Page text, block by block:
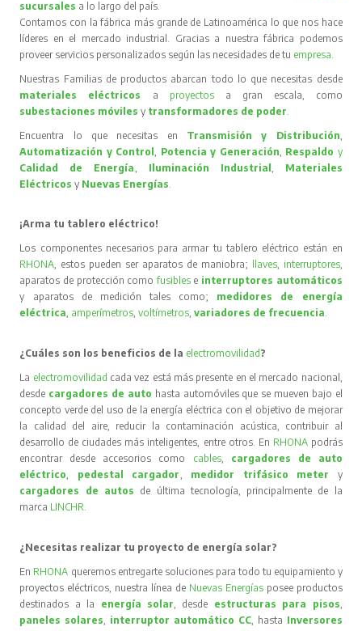
sucursales a lo largo del país.
Contamos con la fábrica más grande de Latinoamérica lo que nos hace
líderes en el mercado industrial. Gracias a nuestra fábrica podemos
proveer servicios personalizados según las necesidades de tu empresa.
Nuestras Familias de productos abarcan todo lo que necesitas desde
materiales eléctricos
a proyectos
a gran escala, como
subestaciones móvilesy transformadores de poder.
Encuentra lo que necesitas en Transmisión y Distribución,
Automatización y Control, Potencia y Generación, Respaldo y
Calidad de Energía, Iluminación Industrial , Materiales
Eléctricos y Nuevas Energías.
¡Arma tu tablero eléctrico!
Los componentes necesarios para armar tu tablero eléctrico están en
RHONA, estos pueden ser aparatos de maniobra; llaves, interruptores,
aparatos de protección comofusibles e interruptores automáticos
y aparatos de medición tales como; medidores de energía
eléctrica, amperímetros,voltímetros,variadores de frecuencia.
¿Cuáles son los beneficios de la electromovilidad ?
La electromovilidad cada vez está más presente en el mercado nacional,
desde cargadores de auto hasta automóviles que se mueven bajo el
concepto verde del uso de la energía eléctrica con el objetivo de mejorar
la calidad del aire, reducir la contaminación acústica, contribuir al
desarrollo de ciudades más inteligentes, entre otros. En RHONA podrás
encontrar desde accesorios como cables, cargadores de auto
eléctrico, pedestal cargador, medidor trifásico meter
y
cargadores de autos de última tecnología, principalmente de la
marca LINCHR.
¿Necesitas realizar tu proyecto de energía solar?
En RHONA queremos entregarte soluciones para todo tu equipamiento y
proyectos eléctricos, nuestra línea de Nuevas Energíasposee productos
destinados a la energía solar, desde estructuras para pisos,
paneles solares, interruptor automático CC, hasta Inversores